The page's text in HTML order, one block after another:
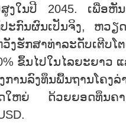
ງ​ໃນ​ປີ 2045. ເພື່ອ​ຫັນ​
ະ​ກົນ​ຜົນ​ເປັນ​ຈິງ, ຫວຽ
ງ​ຮັກ​ສາ​ທ່າ​ລະ​ດັບ​ເຕີບ​ໂ
ຂຶ້ນ​ໄປ​ໃນ​ໄລ​ຍະ​ຍາວ
ການ​ລົງ​ທຶນ​ພື້ນ​ຖານ​ໂຄງ​ລ່
ໃຫຍ່ ດ້ວຍຍອດ​ທຶນ​ຄາ